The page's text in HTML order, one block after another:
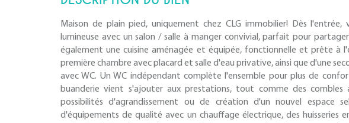
Maison de plain pied, uniquement chez CLG immobilier! Dès
lumineuse avec un salon / salle à manger convivial, parfait pour
également une cuisine aménagée et équipée, fonctionnelle et prête à
première chambre avec placard et salle d'eau privative, ainsi que d'une
avec WC. Un WC indépendant complète l'ensemble pour plus de
buanderie vient s'ajouter aux prestations, tout comme des combles
possibilités d'agrandissement ou de création d'un nouvel espace
d'équipements de qualité avec un chauffage électrique, des huisseries